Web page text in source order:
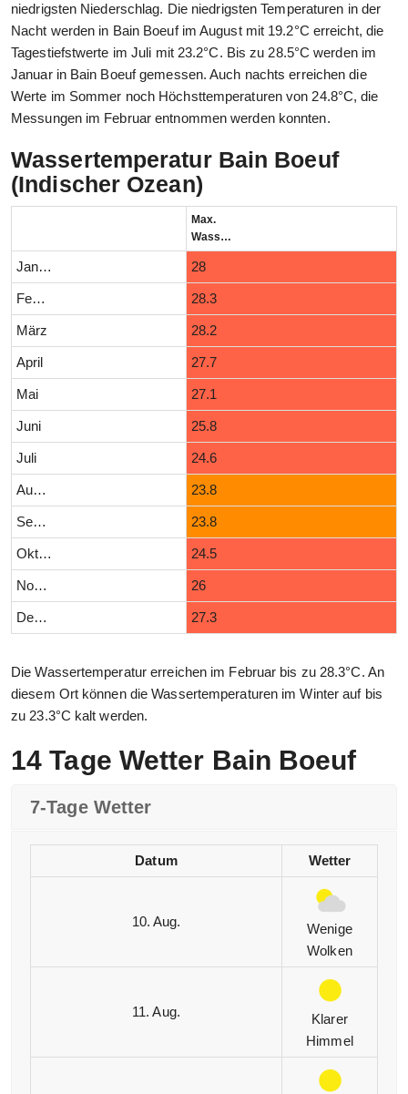
niedrigsten Niederschlag. Die niedrigsten Temperaturen in der
Nacht werden in Bain Boeuf im August mit 19.2°C erreicht, die
Tagestiefstwerte im Juli mit 23.2°C. Bis zu 28.5°C werden im
Januar in Bain Boeuf gemessen. Auch nachts erreichen die
Werte im Sommer noch Höchsttemperaturen von 24.8°C, die
Messungen im Februar entnommen werden konnten.
Wassertemperatur Bain Boeuf
(Indischer Ozean)
Max.
Wassertemperatur (°C)
Januar 28
Februar 28.3
März 28.2
April 27.7
Mai 27.1
Juni 25.8
Juli 24.6
August 23.8
September 23.8
Oktober 24.5
November 26
Dezember 27.3
Die Wassertemperatur erreichen im Februar bis zu 28.3°C. An
diesem Ort können die Wassertemperaturen im Winter auf bis
zu 23.3°C kalt werden.
14 Tage Wetter Bain Boeuf
7-Tage Wetter
Datum Wetter
10. Aug.
Wenige
Wolken
11. Aug.
Klarer
Himmel